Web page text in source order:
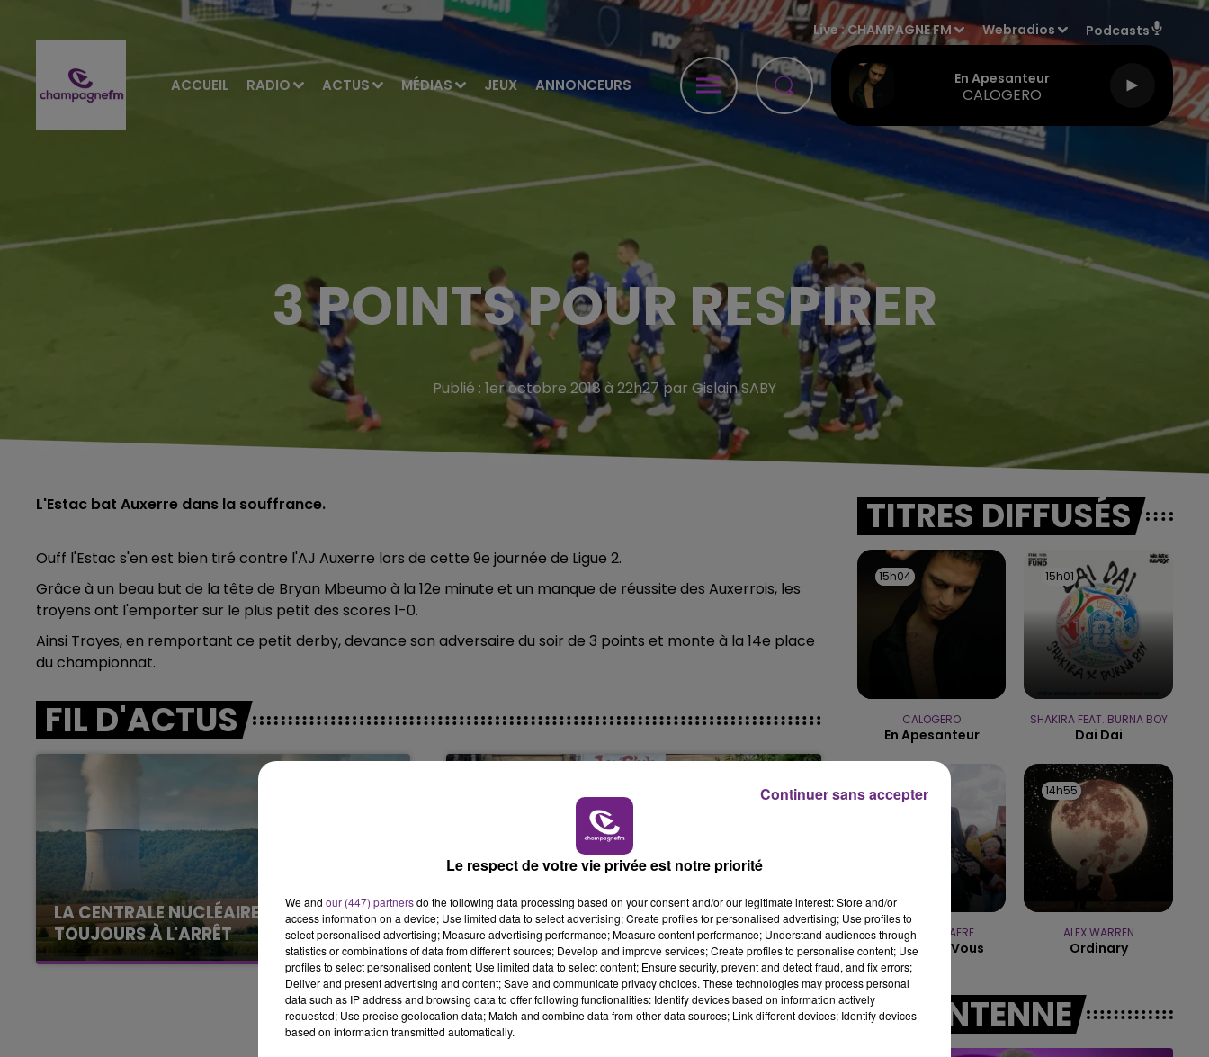
ACCUEIL RADIO ACTUS MÉDIAS JEUX ANNONCEURS
Live :CHAMPAGNE FM Webradios Podcasts
En Apesanteur
CALOGERO
7h00 - 12h00
LE WEEK-END CHAMPAGNE FM
16h00 - 20h00
LE WEEK-END CHAMPAGNE FM
7h00 - 12h00
LE WEEK-END CHAMPAGNE FM
3 POINTS POUR RESPIRER
Publié : 1er octobre 2018 à 22h27 par Gislain SABY
L'Estac bat Auxerre dans la souffrance.
Ouff l'Estac s'en est bien tiré contre l'AJ Auxerre lors de cette 9e journée de Ligue 2.
Grâce à un beau but de la tête de Bryan Mbeumo à la 12e minute et un manque de réussite des Auxerrois, les
troyens ont l'emporter sur le plus petit des scores 1-0.
Ainsi Troyes, en remportant ce petit derby, devance son adversaire du soir de 3 points et monte à la 14e place
du championnat.
FIL D'ACTUS
LA CENTRALE NUCLÉAIRE DE CHOOZ
TOUJOURS À L'ARRÊT
Cela fait déjà une semaine que la centrale
nucléaire ardennaise est à l'arrêt. Une situation
justifiée par la sécheresse intense qui est
LE MAGASIN JOUÉCLUB DE REIMS FERME
SES PORTES
C'était l'une des institutions du centre-ville
rémois. Le magasin JouéClub est contraint de
fermer ses portes.
TITRES DIFFUSÉS
15h04
15h04
CALOGERO
En Apesanteur
15h01
15h01
SHAKIRA FEAT. BURNA BOY
Dai Dai
14h58
14h58
PIERRE DE MAERE
Je Pense A Vous
14h55
14h55
ALEX WARREN
Ordinary
A L'ANTENNE
Le respect de votre vie privée est notre priorité
We and our (447) partnersdo the following data processing based on your consent and/or our legitimate interest: Store and/or
access information on a device; Use limited data to select advertising; Create profiles for personalised advertising; Use profiles to
select personalised advertising; Measure advertising performance; Measure content performance; Understand audiences through
statistics or combinations of data from different sources; Develop and improve services; Create profiles to personalise content; Use
profiles to select personalised content; Use limited data to select content; Ensure security, prevent and detect fraud, and fix errors;
Deliver and present advertising and content; Save and communicate privacy choices. These technologies may process personal
data such as IP address and browsing data to offer following functionalities: Identify devices based on information actively
requested; Use precise geolocation data; Match and combine data from other data sources; Link different devices; Identify devices
based on information transmitted automatically.
Continuer sans accepter